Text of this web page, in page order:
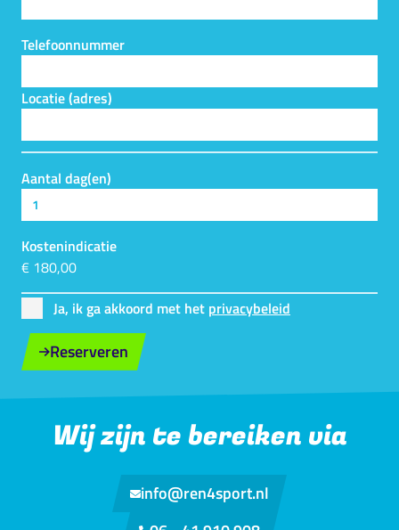
Telefoonnummer
Locatie (adres)
Aantal dag(en)
Kostenindicatie
€ 180,00
Ja, ik ga akkoord met het privacybeleid
Reserveren
Wij zijn te bereiken via
info@ren4sport.nl